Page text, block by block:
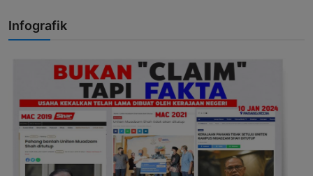
Infografik